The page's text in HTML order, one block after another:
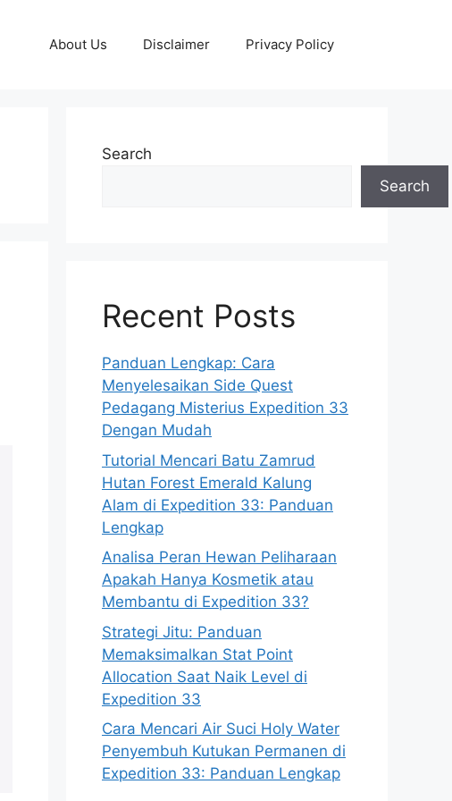
About Us Disclaimer Privacy Policy
Search
Search
Recent Posts
Panduan Lengkap: Cara
Menyelesaikan Side Quest
Pedagang Misterius Expedition 33
Dengan Mudah
Tutorial Mencari Batu Zamrud
Hutan Forest Emerald Kalung
Alam di Expedition 33: Panduan
Lengkap
Analisa Peran Hewan Peliharaan
Apakah Hanya Kosmetik atau
Membantu di Expedition 33?
Strategi Jitu: Panduan
Memaksimalkan Stat Point
Allocation Saat Naik Level di
Expedition 33
Cara Mencari Air Suci Holy Water
Penyembuh Kutukan Permanen di
Expedition 33: Panduan Lengkap